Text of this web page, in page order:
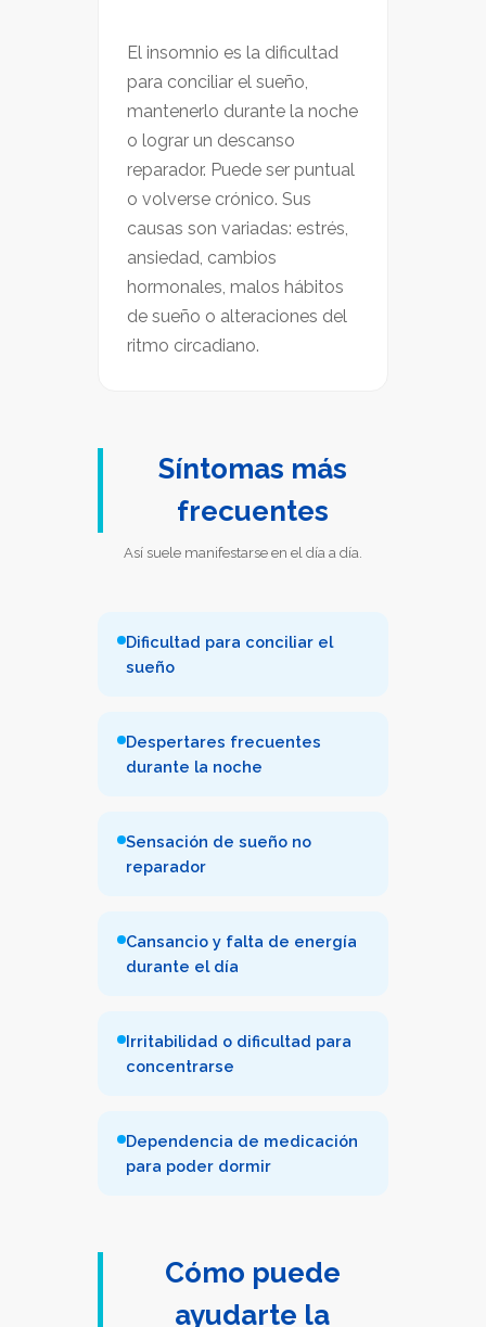
El insomnio es la dificultad
para conciliar el sueño,
mantenerlo durante la noche
o lograr un descanso
reparador. Puede ser puntual
o volverse crónico. Sus
causas son variadas: estrés,
ansiedad, cambios
hormonales, malos hábitos
de sueño o alteraciones del
ritmo circadiano.
Síntomas más
frecuentes
Así suele manifestarse en el día a día.
Dificultad para conciliar el
sueño
Despertares frecuentes
durante la noche
Sensación de sueño no
reparador
Cansancio y falta de energía
durante el día
Irritabilidad o dificultad para
concentrarse
Dependencia de medicación
para poder dormir
Cómo puede
ayudarte la